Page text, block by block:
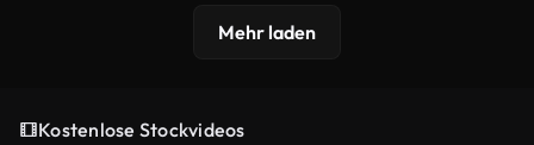
Mehr laden
Kostenlose Stockvideos